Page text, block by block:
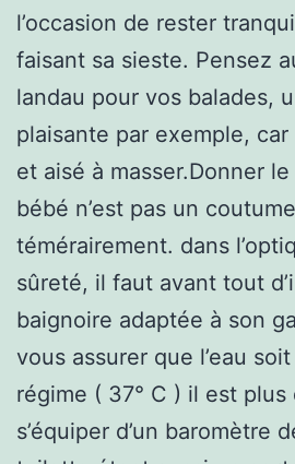
l’occasion de rester
faisant sa sieste. Pensez
landau pour vos balades,
plaisante par exemple,
et aisé à masser.Donner
bébé n’est pas un
témérairement. dans
sûreté, il faut avant tout
baignoire adaptée à son
vous assurer que l’eau
régime ( 37° C ) il est
s’équiper d’un baromètre